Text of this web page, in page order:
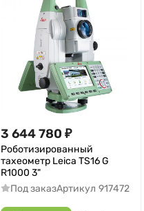
3 644 780 ₽
Роботизированный
тахеометр Leica TS16 G
R1000 3"
Под заказАртикул 917472